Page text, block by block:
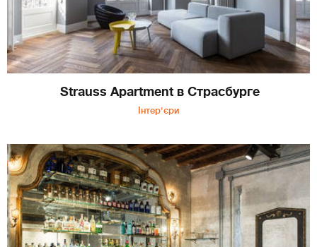
Strauss Apartment в Страсбурге
Інтер'єри